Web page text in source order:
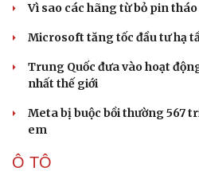
Vì sao các hãng từ bỏ pin
Microsoft tăng tốc đầu tư hạ
Trung Quốc đưa vào hoạt
nhất thế giới
Meta bị buộc bồi thường 567
em
Ô TÔ